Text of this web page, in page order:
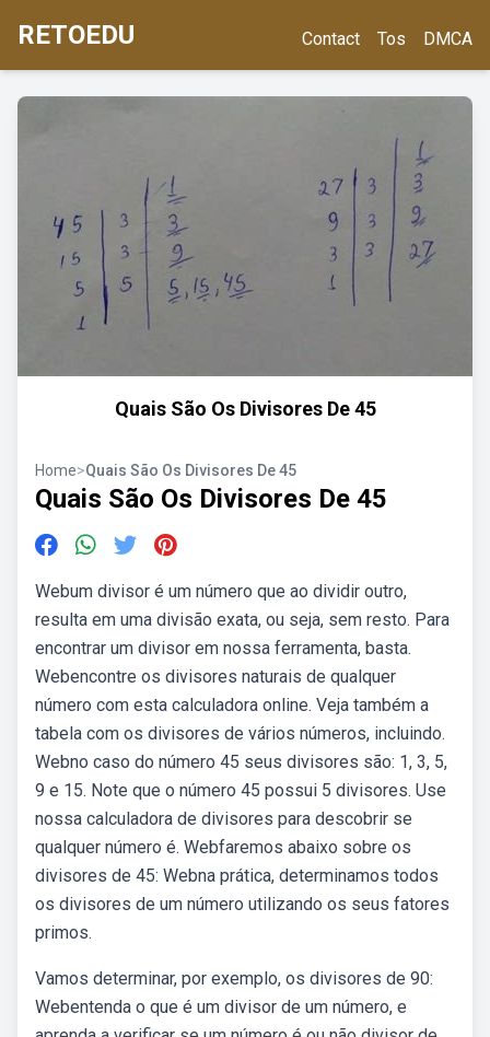
RETOEDU Contact Tos DMCA
Quais São Os Divisores De 45
Home>Quais São Os Divisores De 45
Quais São Os Divisores De 45
Webum divisor é um número que ao dividir outro,
resulta em uma divisão exata, ou seja, sem resto. Para
encontrar um divisor em nossa ferramenta, basta.
Webencontre os divisores naturais de qualquer
número com esta calculadora online. Veja também a
tabela com os divisores de vários números, incluindo.
Webno caso do número 45 seus divisores são: 1, 3, 5,
9 e 15. Note que o número 45 possui 5 divisores. Use
nossa calculadora de divisores para descobrir se
qualquer número é. Webfaremos abaixo sobre os
divisores de 45: Webna prática, determinamos todos
os divisores de um número utilizando os seus fatores
primos.
Vamos determinar, por exemplo, os divisores de 90:
Webentenda o que é um divisor de um número, e